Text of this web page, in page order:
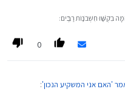
לביצוע טעויות
שלך בכניסה לשוק ההון היא
קורה בתיק שלך, אתה פשוט לא מכיר
שבוע, או חודש, ואין לך ענין
בִקְשׁ֖וּ חִשְּׁבֹנ֥וֹת רַבִּֽים׃
0
'האם אני המשקיע הנכון':